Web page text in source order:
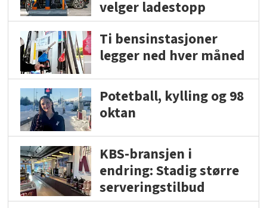
velger ladestopp
Ti bensinstasjoner
legger ned hver måned
Potetball, kylling og 98
oktan
KBS-bransjen i
endring: Stadig større
serveringstilbud